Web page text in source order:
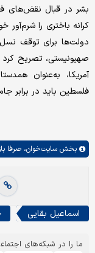
بشر در قبال نقض‌های
کرانه باختری را شرم‌آور
دولت‌ها برای توقف
صهیونیستی، تصریح کرد
آمریکا، به‌عنوان
فلسطین باید در برابر
بخش سایت‌خوان، صرفا
اسماعیل بقایی
ما را در شبکه‌های